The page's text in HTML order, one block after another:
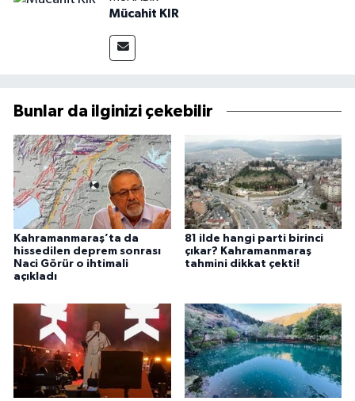
Mücahit KIR
Bunlar da ilginizi çekebilir
Kahramanmaraş’ta da
hissedilen deprem sonrası
Naci Görür o ihtimali
açıkladı
81 ilde hangi parti birinci
çıkar? Kahramanmaraş
tahmini dikkat çekti!